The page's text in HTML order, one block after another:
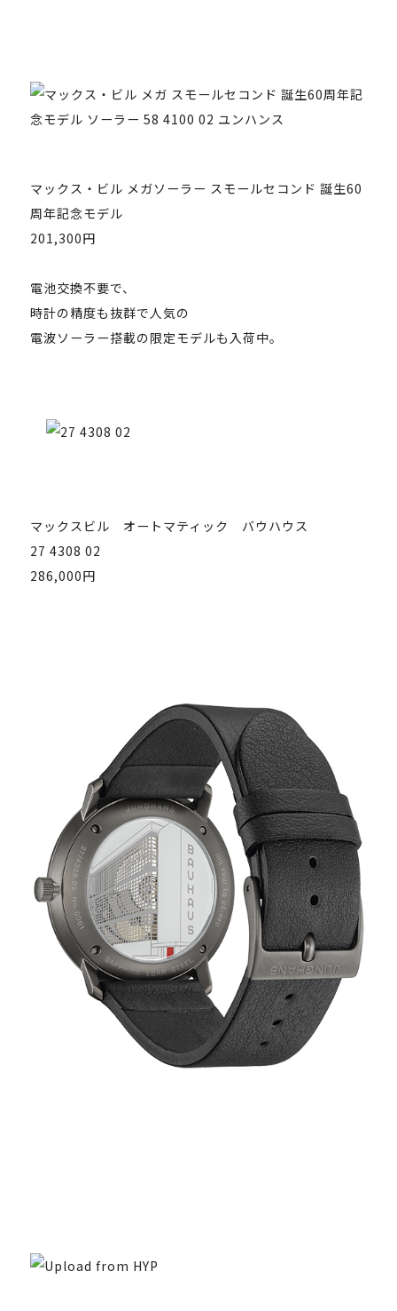
マックス・ビル メガソーラー スモールセコンド 誕生60
周年記念モデル
201,300円
電池交換不要で、
時計の精度も抜群で人気の
電波ソーラー搭載の限定モデルも入荷中。
マックスビル オートマティック バウハウス
27 4308 02
286,000円